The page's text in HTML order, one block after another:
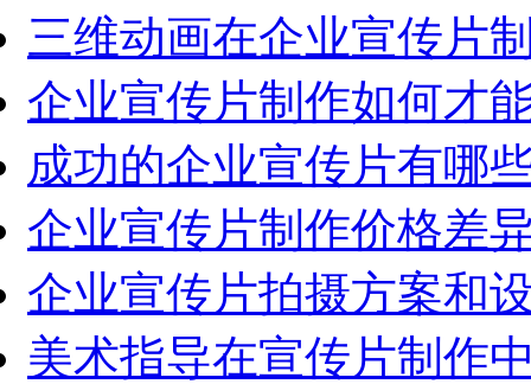
三维动画在企业宣传片
企业宣传片制作如何才
成功的企业宣传片有哪
企业宣传片制作价格差
企业宣传片拍摄方案和
美术指导在宣传片制作